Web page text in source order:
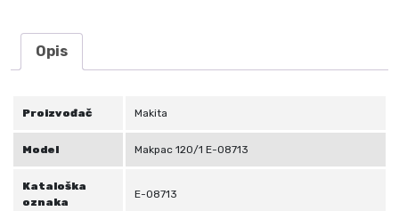
a
0
Opis
Proizvođač Makita
Model Makpac 120/1 E-08713
Kataloška
oznaka
E-08713